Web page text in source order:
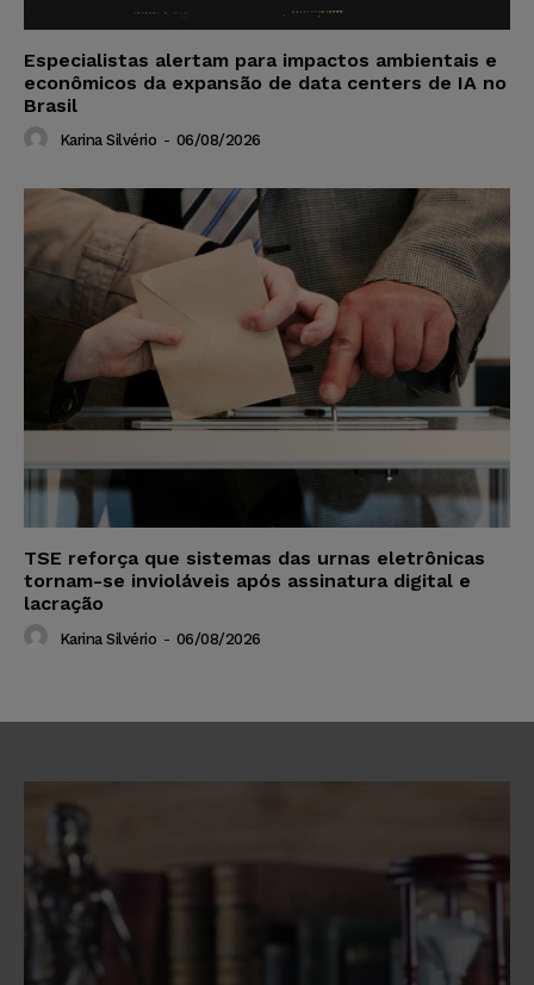
Especialistas alertam para impactos ambientais e
econômicos da expansão de data centers de IA no
Brasil
Karina Silvério - 06/08/2026
TSE reforça que sistemas das urnas eletrônicas
tornam-se invioláveis após assinatura digital e
lacração
Karina Silvério - 06/08/2026